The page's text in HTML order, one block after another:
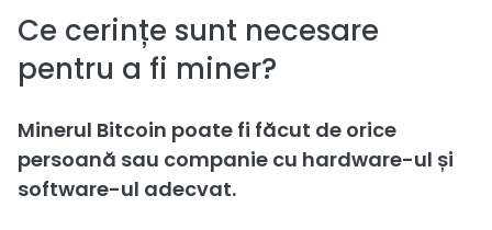
Ce cerințe sunt necesare
pentru a fi miner?
Minerul Bitcoin poate fi făcut de orice
persoană sau companie cu hardware-ul și
software-ul adecvat.